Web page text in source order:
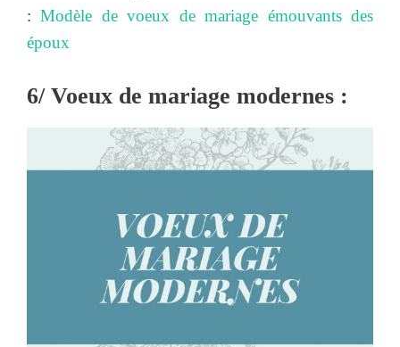
:Modèle de voeux de mariage émouvants des
époux
6/ Voeux de mariage modernes :